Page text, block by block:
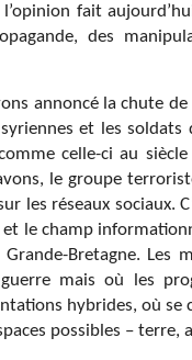
fait
des
annoncé la chute
et les soldats
celle-ci au
le groupe
les réseaux sociaux.
le champ
Bretagne. Les
mais où les
hybrides, où
possibles – terre,